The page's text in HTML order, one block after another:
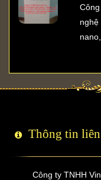
Thông tin
Công ty TNHH